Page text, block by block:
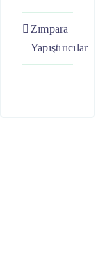
Zımpara
Yapıştırıcılar